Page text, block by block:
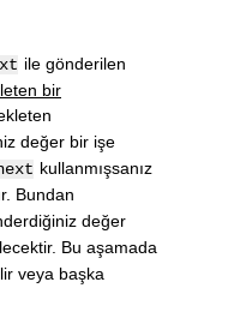
ile gönderilen
bir
değer bir işe
kullanmışsanız
Bundan
değer
Bu aşamada
veya başka